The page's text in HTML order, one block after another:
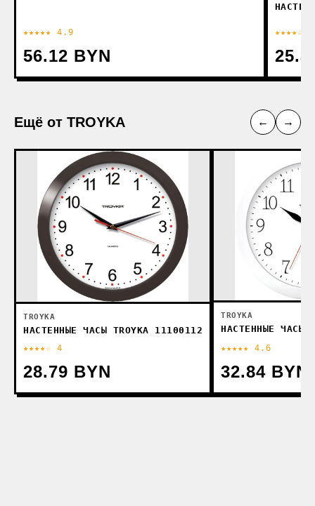
★★★★★ 4.9
56.12 BYN
★★★★☆
Ещё от TROYKA ← →
TROYKA
НАСТЕННЫЕ ЧАСЫ TROYKA 11100112
★★★★☆ 4
28.79 BYN
TROYKA
НАСТЕННЫЕ ЧАСЫ
★★★★★ 4.6
32.84 BYN